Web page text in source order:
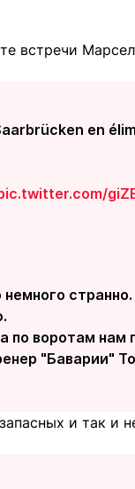
встречи
en
по воротам нам
"Баварии"
и так и